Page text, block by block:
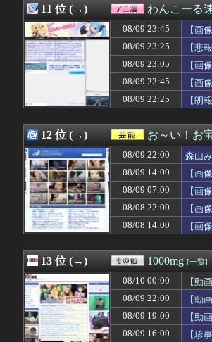
08/09 23:00
【城プロ】このゲ
08/09 23:00
森山みなみアナ 横
08/09 23:00
【画像】例の美人
08/09 23:00
【ラブライブ！】
08/09 23:00
【画像あり】セブ
08/09 23:00
開発費が昔より増
Vチューバーがア
【ホロライブ】月
08/09 23:00
朝起きてセーラー
08/09 23:00
「タトゥー入れて
08/09 23:00
【画像】井上和さ
08/09 23:00
バーチャや鉄拳が
08/09 23:00
【熱中症対策】野
08/09 23:00
運転してる女性配
08/09 23:00
サンモニ「永住権
08/09 23:00
【動画】日向坂46
08/09 23:00
休日BBQ上司「ワ
08/09 23:00
7番道路とかいうガ
08/09 23:00
【遊戯王OCG情報
08/09 23:00
【画像】日本列島
08/09 23:00
外国人の永住許可
08/09 23:00
【画像】新聞さん
08/09 23:00
憧「嫌いだ」 京太
08/09 23:00
夏休みに川遊びす
08/09 23:00
ソフトバンクさん
11 位 (→) わんこーる
08/09 23:45
【画
08/09 23:25
【悲
08/09 23:05
【画
08/09 22:45
【画
08/09 22:25
【朗
12 位 (→) お～い！お
08/09 22:00
森山
08/09 14:00
【画
08/09 07:00
【画
08/08 22:00
【画
08/08 14:00
【画
13 位 (→) 1000mg [一覧]
08/10 00:00
【動
08/09 22:00
【動
08/09 19:00
【動
08/09 16:00
【珍